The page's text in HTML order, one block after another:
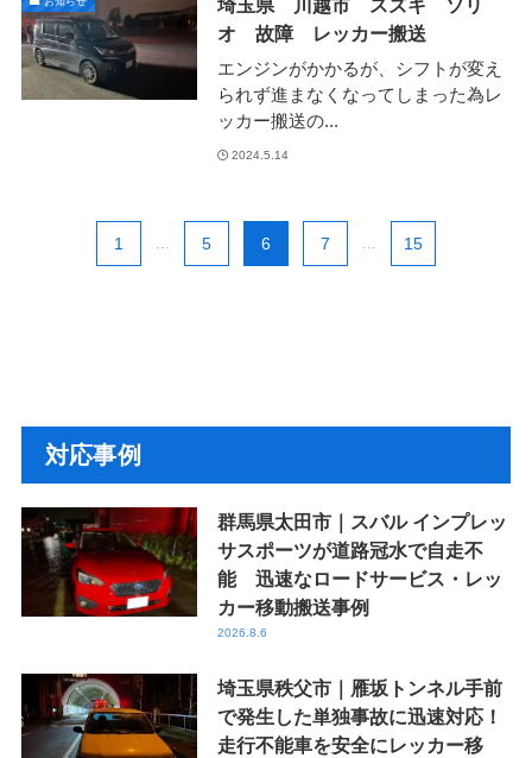
埼玉県 川越市 スズキ ソリ
オ 故障 レッカー搬送
エンジンがかかるが、シフトが変え
られず進まなくなってしまった為レ
ッカー搬送の...
2024.5.14
1 5 6 7 15
対応事例
群馬県太田市｜スバル インプレッ
サスポーツが道路冠水で自走不
能 迅速なロードサービス・レッ
カー移動搬送事例
2026.8.6
埼玉県秩父市｜雁坂トンネル手前
で発生した単独事故に迅速対応！
走行不能車を安全にレッカー移